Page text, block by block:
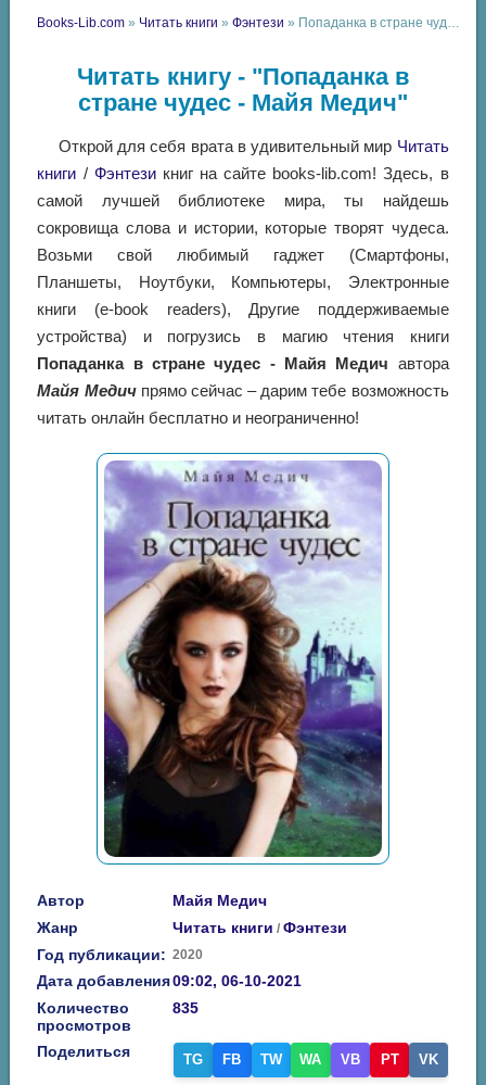
Books-Lib.com » Читать книги »Фэнтези » Попаданка в стране чудес - Майя Медич
Читать книгу - "Попаданка в
стране чудес - Майя Медич"
Открой для себя врата в удивительный мир Читать
книги / Фэнтезикниг на сайте books-lib.com! Здесь, в
самой лучшей библиотеке мира, ты найдешь
сокровища слова и истории, которые творят чудеса.
Возьми свой любимый гаджет (Смартфоны,
Планшеты, Ноутбуки, Компьютеры, Электронные
книги (e-book readers), Другие поддерживаемые
устройства) и погрузись в магию чтения книги
Попаданка в стране чудес - Майя Медич автора
Майя Медичпрямо сейчас – дарим тебе возможность
читать онлайн бесплатно и неограниченно!
Автор
Майя Медич
Жанр
Читать книги /Фэнтези
Год публикации: 2020
Дата добавления09:02, 06-10-2021
Количество
просмотров
835
Поделиться TG FB TW WA VB PT VK